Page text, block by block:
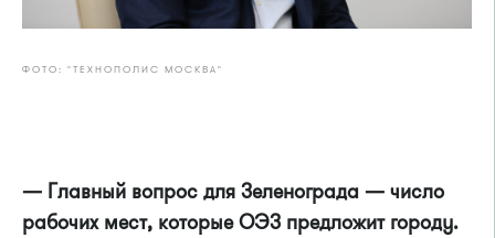
ФОТО: "ТЕХНОПОЛИС МОСКВА"
— Главный вопрос для Зеленограда — число
рабочих мест, которые ОЭЗ предложит городу.